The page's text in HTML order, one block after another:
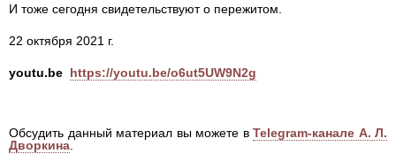
И тоже сегодня свидетельствуют о пережитом.
22 октября 2021 г.
youtu.be https://youtu.be/o6ut5UW9N2g
Обсудить данный материал вы можете в Telegram-канале А. Л.
Дворкина